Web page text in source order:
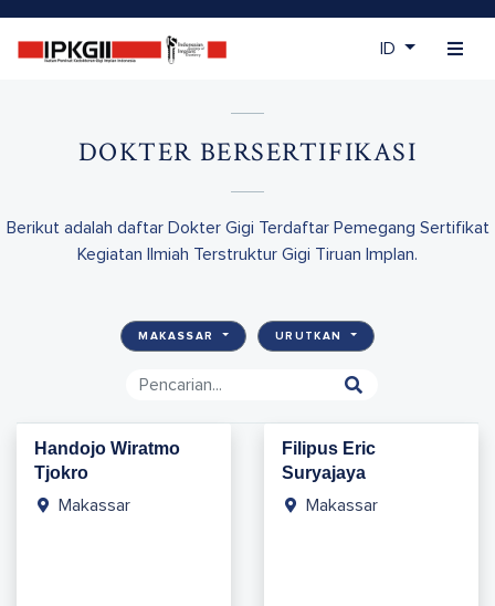
ID
DOKTER BERSERTIFIKASI
Berikut adalah daftar Dokter Gigi Terdaftar Pemegang Sertifikat
Kegiatan Ilmiah Terstruktur Gigi Tiruan Implan.
MAKASSAR URUTKAN
Handojo Wiratmo
Tjokro
Makassar
Filipus Eric
Suryajaya
Makassar